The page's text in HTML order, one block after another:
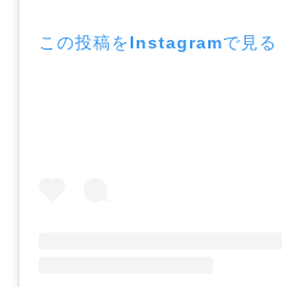
この投稿をInstagramで見る